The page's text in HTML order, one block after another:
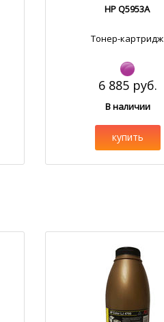
HP Q5953A
Тонер-картридж
6 885 руб.
В наличии
купить